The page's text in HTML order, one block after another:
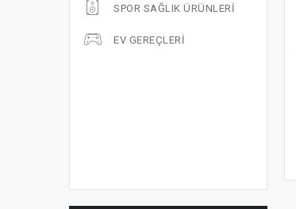
SPOR SAĞLIK ÜRÜNLERI
EV GEREÇLERI